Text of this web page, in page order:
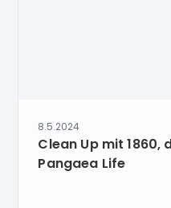
8.5.2024
Clean Up mit 1860,
Pangaea Life